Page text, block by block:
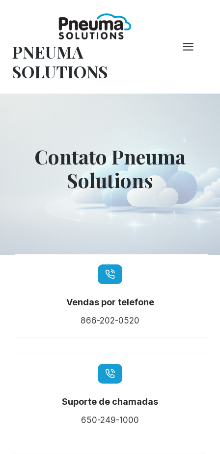
conteúdo
PNEUMA
SOLUTIONS
Contato Pneuma
Solutions
Vendas por telefone
866-202-0520
Suporte de chamadas
650-249-1000